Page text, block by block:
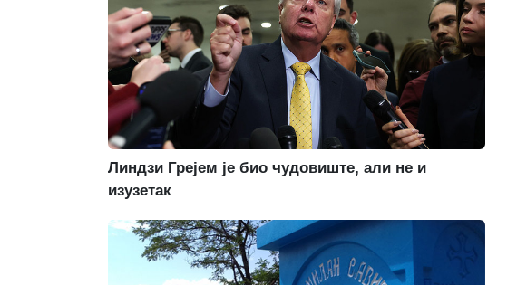
Линдзи Грејем је био чудовиште, али не и
изузетак